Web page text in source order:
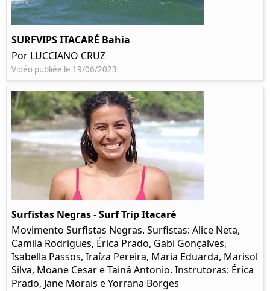
SURFVIPS ITACARÉ Bahia
Por LUCCIANO CRUZ
Vidéo publiée le 19/06/2023
Surfistas Negras - Surf Trip Itacaré
Movimento Surfistas Negras. Surfistas: Alice Neta,
Camila Rodrigues, Érica Prado, Gabi Gonçalves,
Isabella Passos, Iraíza Pereira, Maria Eduarda, Marisol
Silva, Moane Cesar e Tainá Antonio. Instrutoras: Érica
Prado, Jane Morais e Yorrana Borges